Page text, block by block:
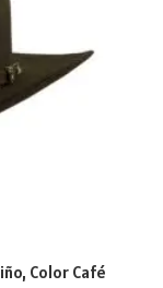
Color Café